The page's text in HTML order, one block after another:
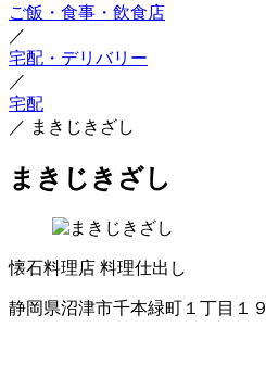
ご飯・食事・飲食店
／
宅配・デリバリー
／
宅配
／ まきじきざし
まきじきざし
懐石料理店 料理仕出し
静岡県沼津市千本緑町１丁目１９